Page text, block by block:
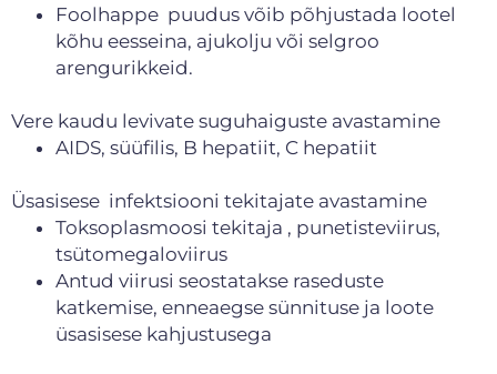
Foolhappe puudus võib põhjustada lootel
kõhu eesseina, ajukolju või selgroo
arengurikkeid.
Vere kaudu levivate suguhaiguste avastamine
AIDS, süüfilis, B hepatiit, C hepatiit
Üsasisese infektsiooni tekitajate avastamine
Toksoplasmoosi tekitaja , punetisteviirus,
tsütomegaloviirus
Antud viirusi seostatakse raseduste
katkemise, enneaegse sünnituse ja loote
üsasisese kahjustusega